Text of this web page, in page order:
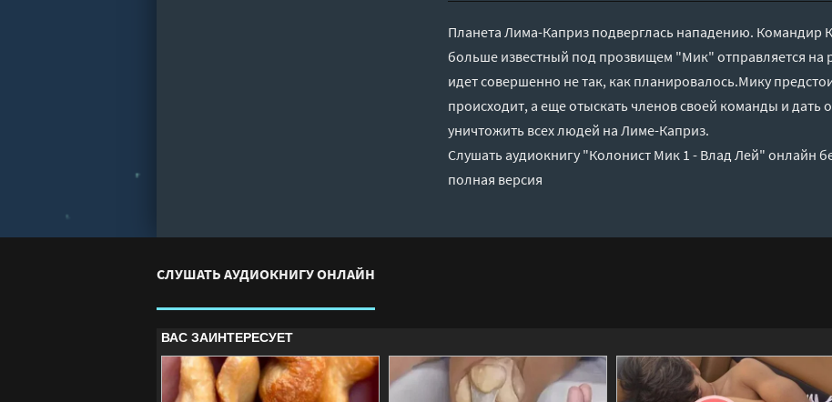
Планета Лима-Каприз подверглась нападению.
больше известный под прозвищем "Мик" отправляется на
идет совершенно не так, как планировалось.Мику
происходит, а еще отыскать членов своей команды и дать
уничтожить всех людей на Лиме-Каприз.
Слушать аудиокнигу "Колонист Мик 1 - Влад Лей" онлайн
полная версия
СЛУШАТЬ АУДИОКНИГУ ОНЛАЙН